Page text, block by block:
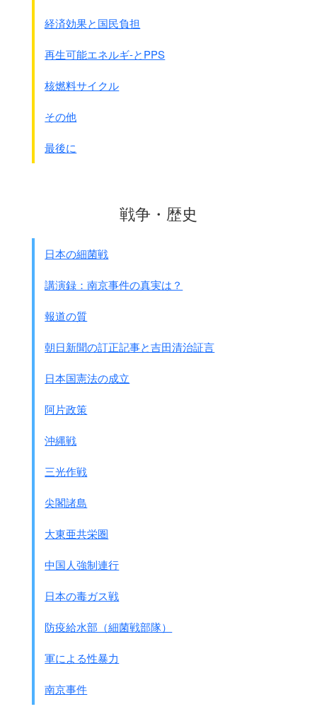
経済効果と国民負担
再生可能エネルギ-とPPS
核燃料サイクル
その他
最後に
戦争・歴史
日本の細菌戦
講演録：南京事件の真実は？
報道の質
朝日新聞の訂正記事と吉田清治証言
日本国憲法の成立
阿片政策
沖縄戦
三光作戦
尖閣諸島
大東亜共栄圏
中国人強制連行
日本の毒ガス戦
防疫給水部（細菌戦部隊）
軍による性暴力
南京事件